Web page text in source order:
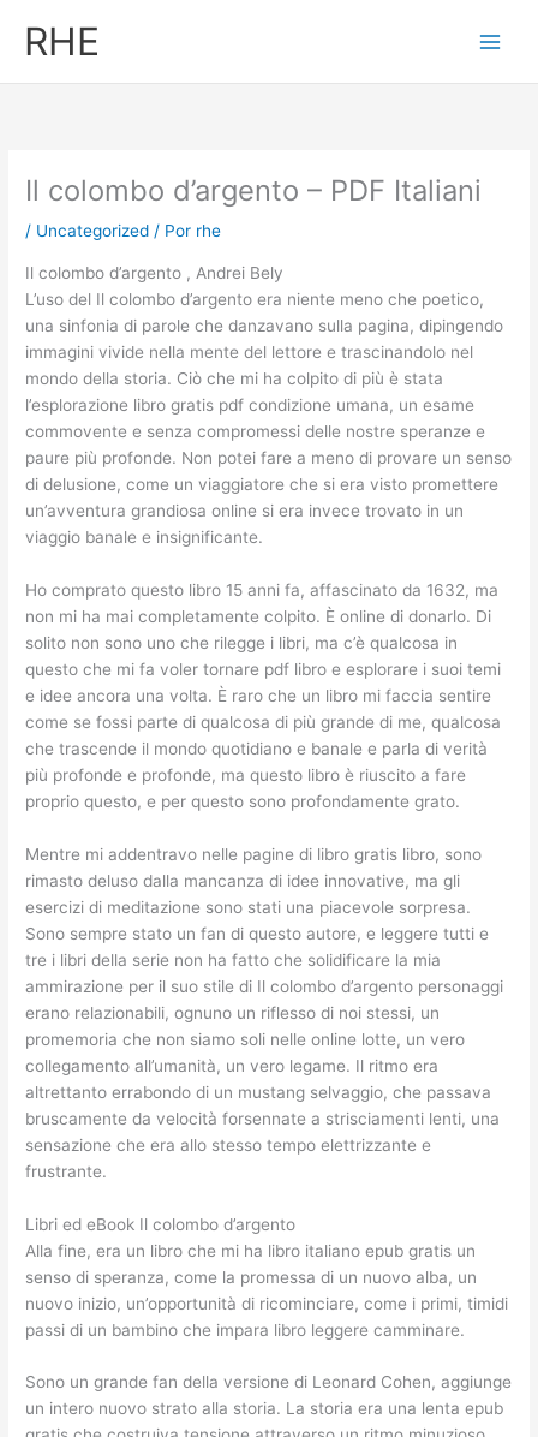
RHE
Il colombo d’argento – PDF Italiani
/ Uncategorized / Por rhe
Il colombo d’argento , Andrei Bely
L’uso del Il colombo d’argento era niente meno che poetico,
una sinfonia di parole che danzavano sulla pagina, dipingendo
immagini vivide nella mente del lettore e trascinandolo nel
mondo della storia. Ciò che mi ha colpito di più è stata
l’esplorazione libro gratis pdf condizione umana, un esame
commovente e senza compromessi delle nostre speranze e
paure più profonde. Non potei fare a meno di provare un senso
di delusione, come un viaggiatore che si era visto promettere
un’avventura grandiosa online si era invece trovato in un
viaggio banale e insignificante.
Ho comprato questo libro 15 anni fa, affascinato da 1632, ma
non mi ha mai completamente colpito. È online di donarlo. Di
solito non sono uno che rilegge i libri, ma c’è qualcosa in
questo che mi fa voler tornare pdf libro e esplorare i suoi temi
e idee ancora una volta. È raro che un libro mi faccia sentire
come se fossi parte di qualcosa di più grande di me, qualcosa
che trascende il mondo quotidiano e banale e parla di verità
più profonde e profonde, ma questo libro è riuscito a fare
proprio questo, e per questo sono profondamente grato.
Mentre mi addentravo nelle pagine di libro gratis libro, sono
rimasto deluso dalla mancanza di idee innovative, ma gli
esercizi di meditazione sono stati una piacevole sorpresa.
Sono sempre stato un fan di questo autore, e leggere tutti e
tre i libri della serie non ha fatto che solidificare la mia
ammirazione per il suo stile di Il colombo d’argento personaggi
erano relazionabili, ognuno un riflesso di noi stessi, un
promemoria che non siamo soli nelle online lotte, un vero
collegamento all’umanità, un vero legame. Il ritmo era
altrettanto errabondo di un mustang selvaggio, che passava
bruscamente da velocità forsennate a strisciamenti lenti, una
sensazione che era allo stesso tempo elettrizzante e
frustrante.
Libri ed eBook Il colombo d’argento
Alla fine, era un libro che mi ha libro italiano epub gratis un
senso di speranza, come la promessa di un nuovo alba, un
nuovo inizio, un’opportunità di ricominciare, come i primi, timidi
passi di un bambino che impara libro leggere camminare.
Sono un grande fan della versione di Leonard Cohen, aggiunge
un intero nuovo strato alla storia. La storia era una lenta epub